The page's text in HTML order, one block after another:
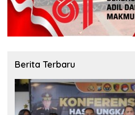
Berita Terbaru